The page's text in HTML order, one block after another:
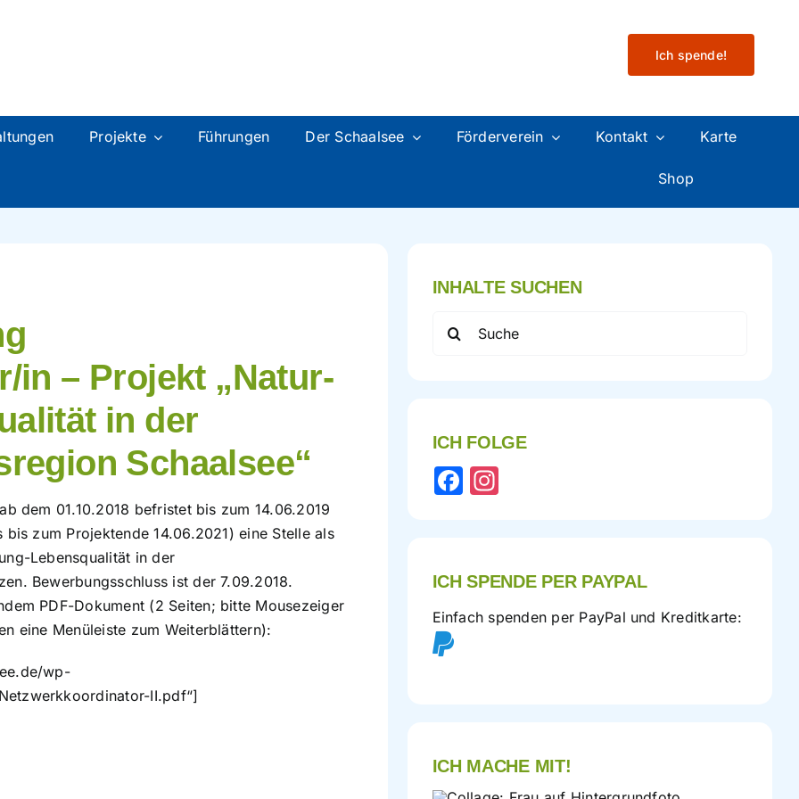
Ich spende!
Projekte Führungen Der Schaalsee Förderverein Kontakt Karte
Shop
in – Projekt „Natur-
in der
Schaalsee“
dem 01.10.2018 befristet bis zum 14.06.2019
zum Projektende 14.06.2021) eine Stelle als
Lebensqualität in der
Bewerbungsschluss ist der 7.09.2018.
PDF-Dokument (2 Seiten; bitte Mousezeiger
eine Menüleiste zum Weiterblättern):
wp-
II.pdf“]
INHALTE SUCHEN
ICH FOLGE
FacebookInstagram
ICH SPENDE PER PAYPAL
Einfach spenden per PayPal und Kreditkarte:
ICH MACHE MIT!